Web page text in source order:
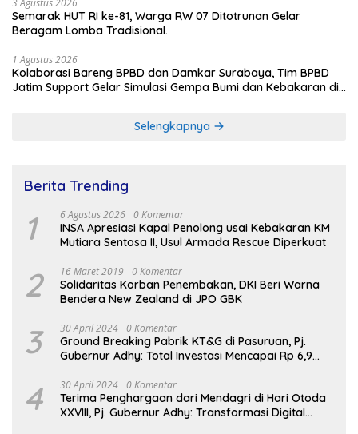
Semarak HUT RI ke-81, Warga RW 07 Ditotrunan Gelar
Beragam Lomba Tradisional.
1 Agustus 2026
Kolaborasi Bareng BPBD dan Damkar Surabaya, Tim BPBD
Jatim Support Gelar Simulasi Gempa Bumi dan Kebakaran di
Selengkapnya
Berita Trending
1 6 Agustus 2026 0 Komentar
INSA Apresiasi Kapal Penolong usai Kebakaran KM
Mutiara Sentosa II, Usul Armada Rescue Diperkuat
2 16 Maret 2019 0 Komentar
Solidaritas Korban Penembakan, DKI Beri Warna
Bendera New Zealand di JPO GBK
3 30 April 2024 0 Komentar
Ground Breaking Pabrik KT&G di Pasuruan, Pj.
Gubernur Adhy: Total Investasi Mencapai Rp 6,9
4 30 April 2024 0 Komentar
Terima Penghargaan dari Mendagri di Hari Otoda
XXVIII, Pj. Gubernur Adhy: Transformasi Digital